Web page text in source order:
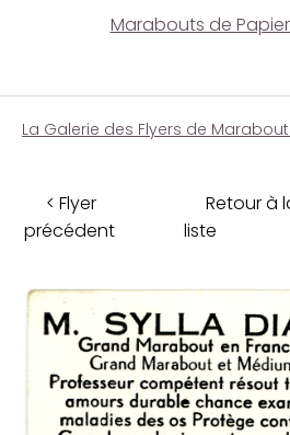
Marabouts de
La Galerie des Flyers de
< Flyer
précédent
Retour à
liste